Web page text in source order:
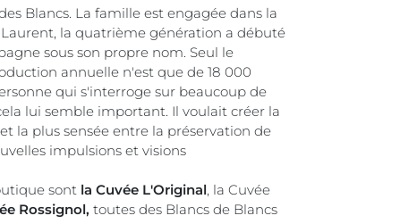
Blancs. La famille est engagée dans la
la quatrième génération a débuté
sous son propre nom. Seul le
annuelle n'est que de 18 000
qui s'interroge sur beaucoup de
lui semble important. Il voulait créer la
la plus sensée entre la préservation de
impulsions et visions
sont la Cuvée L'Original, la Cuvée
Rossignol, toutes des Blancs de Blancs